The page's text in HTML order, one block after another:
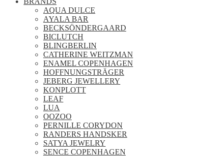
AQUA DULCE
AYALA BAR
BECKSÖNDERGAARD
BICLUTCH
BLINGBERLIN
CATHERINE WEITZMAN
ENAMEL COPENHAGEN
HOFFNUNGSTRÄGER
JEBERG JEWELLERY
KONPLOTT
LEAF
LUA
OOZOO
PERNILLE CORYDON
RANDERS HANDSKER
SATYA JEWELRY
SENCE COPENHAGEN